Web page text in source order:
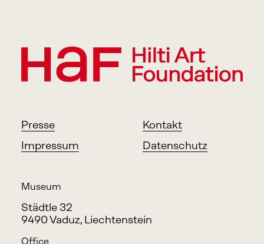
Presse
Kontakt
Impressum
Datenschutz
Museum
Städtle 32
9490 Vaduz, Liechtenstein
Office